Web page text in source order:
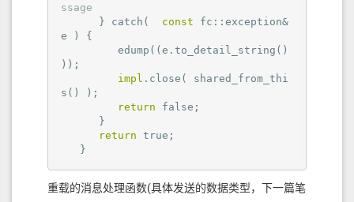
ssage
      } catch(
const fc::exception&
e ) {
));
impl .close( shared_from_thi
s() );
return
false ;
return true ;
   }
重载的消息处理函数(具体发送的数据类型，下一篇笔